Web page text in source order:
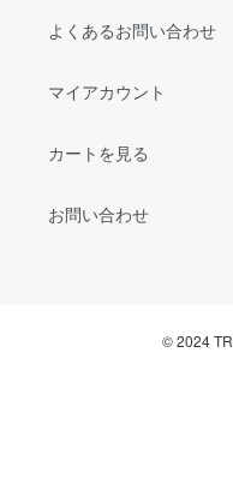
よくあるお問い合わせ
マイアカウント
カートを見る
お問い合わせ
© 2024